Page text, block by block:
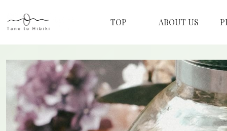
TOP ABOUT US